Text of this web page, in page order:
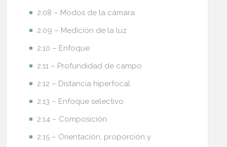
2.08 – Modos de la cámara
2.09 – Medición de la luz
2.10 – Enfoque
2.11 – Profundidad de campo
2.12 – Distancia hiperfocal
2.13 – Enfoque selectivo
2.14 – Composición
2.15 – Orientación, proporción y